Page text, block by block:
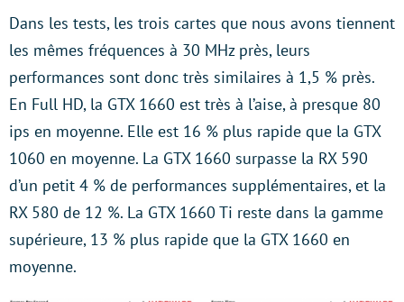
Dans les tests, les trois cartes que nous avons tiennent
les mêmes fréquences à 30 MHz près, leurs
performances sont donc très similaires à 1,5 % près.
En Full HD, la GTX 1660 est très à l’aise, à presque 80
ips en moyenne. Elle est 16 % plus rapide que la GTX
1060 en moyenne. La GTX 1660 surpasse la RX 590
d’un petit 4 % de performances supplémentaires, et la
RX 580 de 12 %. La GTX 1660 Ti reste dans la gamme
supérieure, 13 % plus rapide que la GTX 1660 en
moyenne.